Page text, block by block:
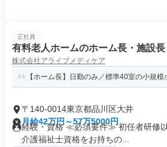
正社員
有料老人ホームのホーム長・施設長
株式会社アライブメディケア
【ホーム長】日勤のみ／標準40室の小規
〒140-0014東京都品川区大井
月給42万円～57万5000円
経験・資格 ≪必須要件≫ 初任者研修
介護福祉士資格をお持ちの...